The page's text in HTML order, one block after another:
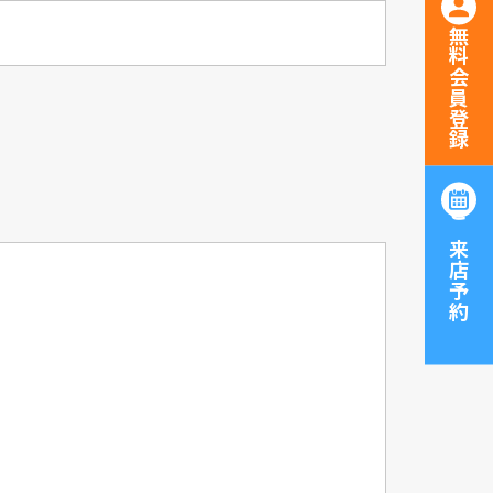
無料会員登録
ご来店予約